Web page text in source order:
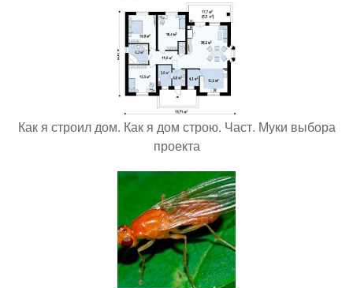
Как я строил дом. Как я дом строю. Част. Муки выбора
проекта